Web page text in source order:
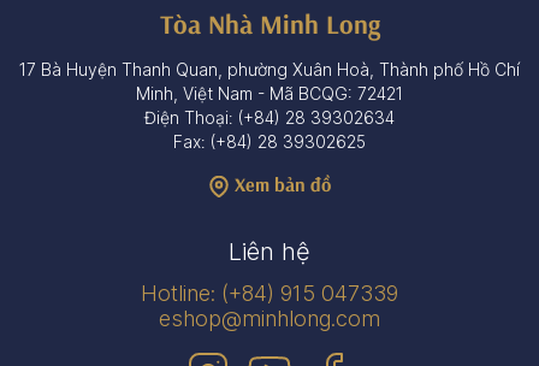
Tòa Nhà Minh Long
17 Bà Huyện Thanh Quan, phường Xuân Hoà, Thành phố Hồ Chí
Minh, Việt Nam - Mã BCQG: 72421
Điện Thoại: (+84) 28 39302634
Fax: (+84) 28 39302625
Xem bản đồ
Liên hệ
Hotline: (+84) 915 047339
eshop@minhlong.com